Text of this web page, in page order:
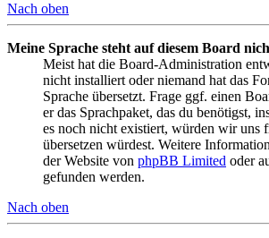
Nach oben
Meine Sprache steht auf diesem Board
Meist hat die Board-Administration
nicht installiert oder niemand hat das
Sprache übersetzt. Frage ggf. einen
er das Sprachpaket, das du benötigst,
es noch nicht existiert, würden wir uns
übersetzen würdest. Weitere
der Website von phpBB Limited oder
gefunden werden.
Nach oben